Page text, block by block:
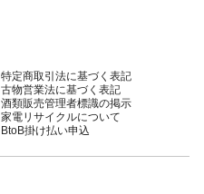
特定商取引法に基づく表記
古物営業法に基づく表記
酒類販売管理者標識の掲示
家電リサイクルについて
BtoB掛け払い申込